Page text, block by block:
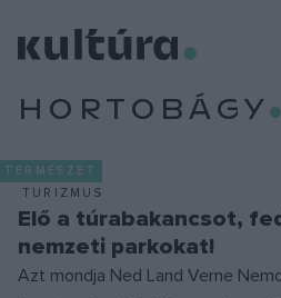
HORTOBÁGY
TERMÉSZET
TURIZMUS
Elő a túrabakancsot,
nemzeti parkokat!
Azt mondja Ned Land Verne